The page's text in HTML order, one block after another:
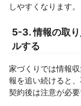
しやすくなります。
5-3. 情報の取
ルする
家づくりでは情報
報を追い続けると
契約後は注意が必要